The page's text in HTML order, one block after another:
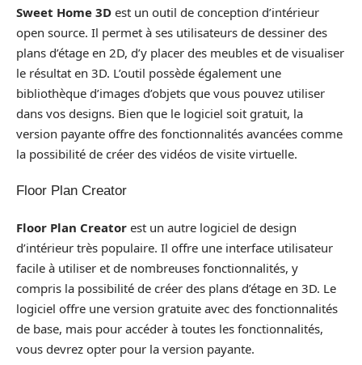
Sweet Home 3D est un outil de conception d’intérieur
open source. Il permet à ses utilisateurs de dessiner des
plans d’étage en 2D, d’y placer des meubles et de visualiser
le résultat en 3D. L’outil possède également une
bibliothèque d’images d’objets que vous pouvez utiliser
dans vos designs. Bien que le logiciel soit gratuit, la
version payante offre des fonctionnalités avancées comme
la possibilité de créer des vidéos de visite virtuelle.
Floor Plan Creator
Floor Plan Creator est un autre logiciel de design
d’intérieur très populaire. Il offre une interface utilisateur
facile à utiliser et de nombreuses fonctionnalités, y
compris la possibilité de créer des plans d’étage en 3D. Le
logiciel offre une version gratuite avec des fonctionnalités
de base, mais pour accéder à toutes les fonctionnalités,
vous devrez opter pour la version payante.